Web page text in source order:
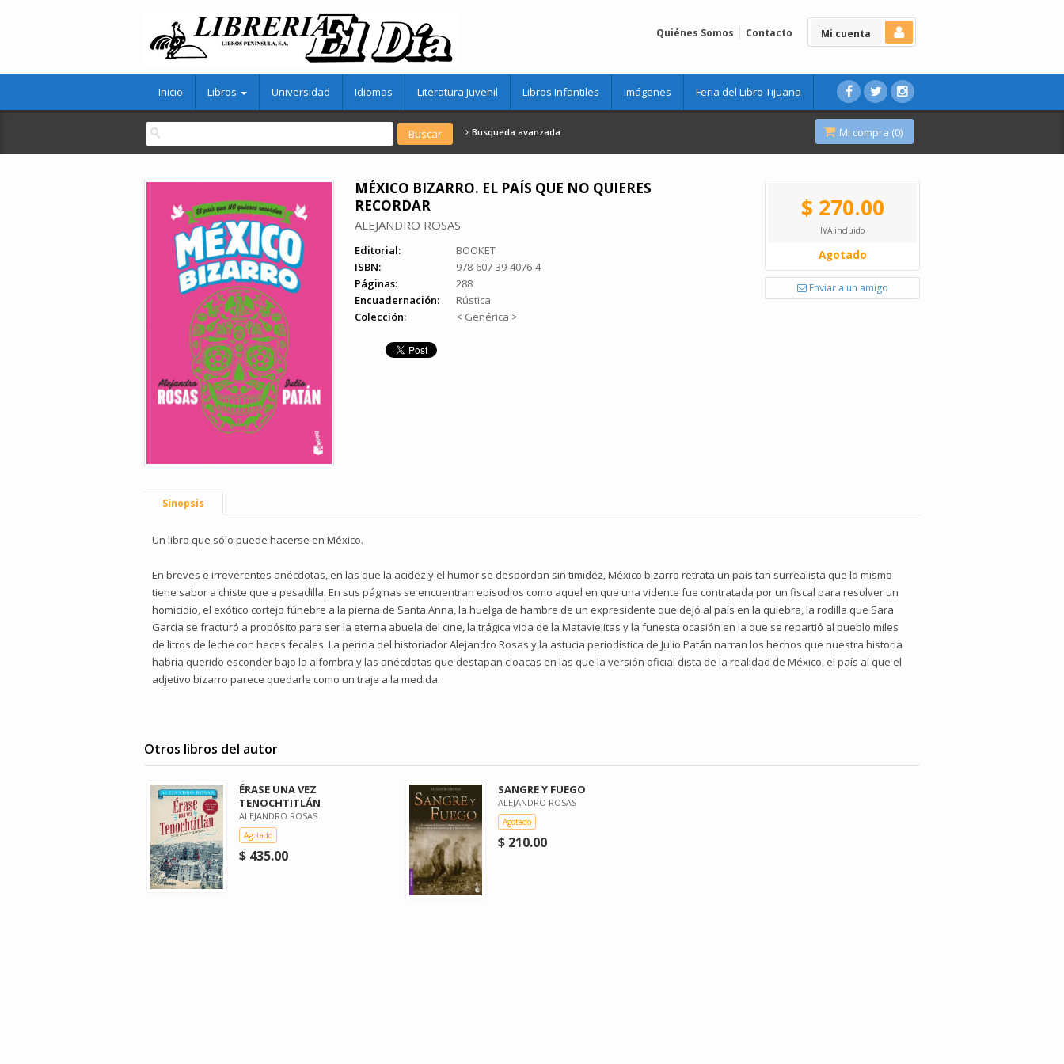
Mi cuenta
Quiénes Somos Contacto
Inicio Libros Universidad Idiomas Literatura Juvenil Libros Infantiles Imágenes Feria del Libro Tijuana
Busqueda avanzada Mi compra (0)
MÉXICO BIZARRO. EL PAÍS QUE NO QUIERES
RECORDAR
ALEJANDRO ROSAS
Editorial:
BOOKET
ISBN:
978-607-39-4076-4
Páginas:
288
Encuadernación:
Rústica
Colección:
< Genérica >
$ 270.00
IVA incluido
Agotado
Enviar a un amigo
Sinopsis
Un libro que sólo puede hacerse en México.
En breves e irreverentes anécdotas, en las que la acidez y el humor se desbordan sin timidez, México bizarro retrata un país tan surrealista que lo mismo
tiene sabor a chiste que a pesadilla. En sus páginas se encuentran episodios como aquel en que una vidente fue contratada por un fiscal para resolver un
homicidio, el exótico cortejo fúnebre a la pierna de Santa Anna, la huelga de hambre de un expresidente que dejó al país en la quiebra, la rodilla que Sara
García se fracturó a propósito para ser la eterna abuela del cine, la trágica vida de la Mataviejitas y la funesta ocasión en la que se repartió al pueblo miles
de litros de leche con heces fecales. La pericia del historiador Alejandro Rosas y la astucia periodística de Julio Patán narran los hechos que nuestra historia
habría querido esconder bajo la alfombra y las anécdotas que destapan cloacas en las que la versión oficial dista de la realidad de México, el país al que el
adjetivo bizarro parece quedarle como un traje a la medida.
Otros libros del autor
ÉRASE UNA VEZ
TENOCHTITLÁN
ALEJANDRO ROSAS
Agotado
$ 435.00
SANGRE Y FUEGO
ALEJANDRO ROSAS
Agotado
$ 210.00